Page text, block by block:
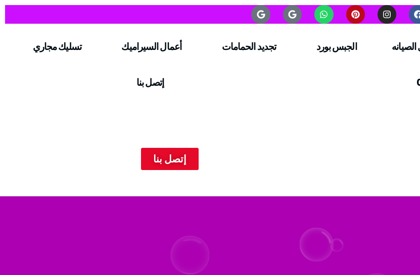
الجبس بورد تجديد الحمامات أعمال السيراميك تسليك مجاري
إتصل بنا
إتصل بنا